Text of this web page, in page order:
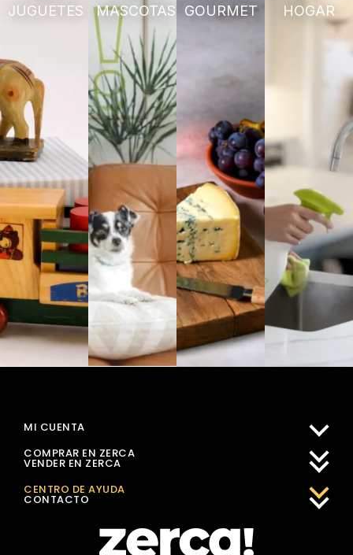
JUGUETES MASCOTAS GOURMET HOGAR
MI CUENTA
COMPRAR EN ZERCA
VENDER EN ZERCA
CENTRO DE AYUDA
CONTACTO